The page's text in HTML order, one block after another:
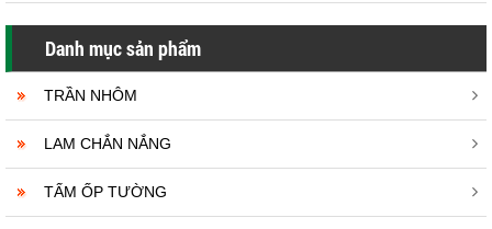
Danh mục sản phẩm
TRẦN NHÔM
LAM CHẮN NẮNG
TẤM ỐP TƯỜNG